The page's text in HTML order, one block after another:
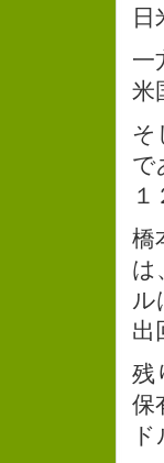
一
米
そ
で
橋
は
ル
出
残
保